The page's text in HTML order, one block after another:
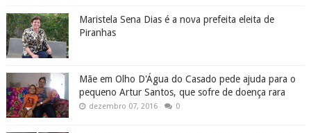
Maristela Sena Dias é a nova prefeita eleita de
Piranhas
Mãe em Olho D'Água do Casado pede ajuda para o
pequeno Artur Santos, que sofre de doença rara
dezembro 07, 2016 0